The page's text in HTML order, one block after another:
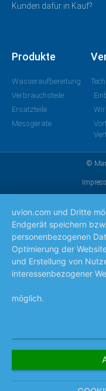
Kunden dafür in Kauf?
Produkte
Wasseraufbereitung
Verbrauchsteile
Ersatzteile
Messgeräte
©
uvion.com und Dritte
Endgerät speichern
personenbezogenen
Optimierung der
und Erstellung von
interessenbezogener
möglich.